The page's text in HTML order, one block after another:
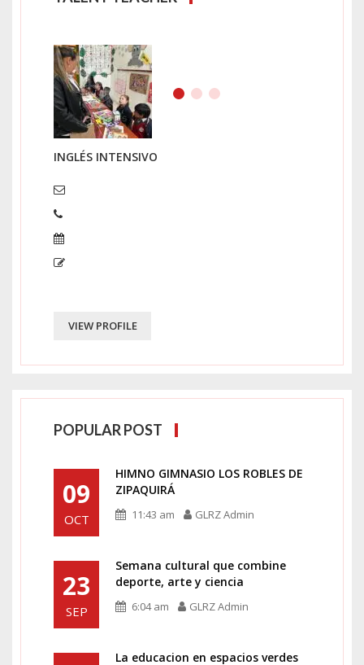
FORMACIÓN AGRÍCOLA Y ECOLÓGICA
POPULAR POST
09
OCT
HIMNO GIMNASIO LOS ROBLES DE
ZIPAQUIRÁ
11:43 am GLRZ Admin
23
SEP
Semana cultural que combine
deporte, arte y ciencia
6:04 am GLRZ Admin
La educacion en espacios verdes